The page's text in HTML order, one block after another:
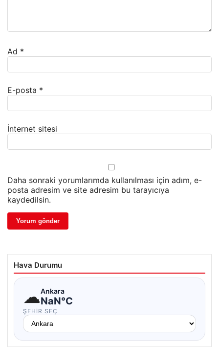
Ad *
E-posta *
İnternet sitesi
Daha sonraki yorumlarımda kullanılması için adım, e-
posta adresim ve site adresim bu tarayıcıya
kaydedilsin.
Hava Durumu
☁Ankara
NaN°C
ŞEHIR SEÇ